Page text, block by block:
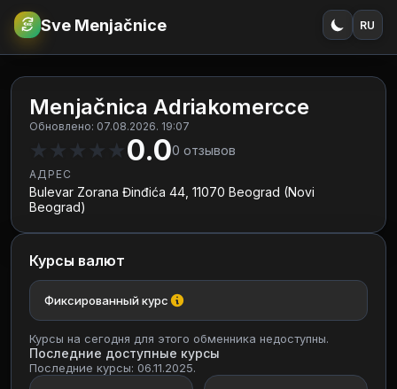
€RSD Sve Menjačnice RU
Menjačnica Adriakomercce
Обновлено: 07.08.2026. 19:07
★ ★ ★ ★ ★0.00 отзывов
АДРЕС
Bulevar Zorana Đinđića 44, 11070 Beograd (Novi
Beograd)
Курсы валют
Фиксированный курс
Курсы на сегодня для этого обменника недоступны.
Последние доступные курсы
Последние курсы: 06.11.2025.